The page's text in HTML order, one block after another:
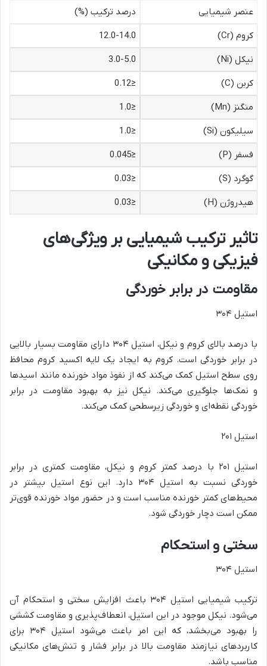
عنصر شیمیایی
درصد ترکیب (%)
کروم (Cr)
12.0-14.0
نیکل (Ni)
3.0-5.0
کربن (C)
≤0.12
منگنز (Mn)
≤1.0
سیلیکون (Si)
≤1.0
فسفر (P)
≤0.045
گوگرد (S)
≤0.03
هیدروژن (H)
≤0.03
تاثیر ترکیب شیمیایی بر ویژگی‌های
فیزیکی و مکانیکی
مقاومت در برابر خوردگی
استیل ۳۰۴
با درصد بالای کروم و نیکل، استیل ۳۰۴ دارای مقاومت بسیار بالایی
در برابر خوردگی است. کروم به ایجاد یک لایه اکسید کروم محافظ
روی سطح استیل کمک می‌کند که از نفوذ مواد خورنده مانند اسیدها
و نمک‌ها جلوگیری می‌کند. نیکل نیز به بهبود مقاومت در برابر
خوردگی نقطه‌ای و خوردگی زیرسطحی کمک می‌کند.
استیل ۲۰۱
استیل ۲۰۱ با درصد کمتر کروم و نیکل، مقاومت کمتری در برابر
خوردگی نسبت به استیل ۳۰۴ دارد. این نوع استیل بیشتر در
محیط‌های کمتر خورنده مناسب است و در حضور مواد خورنده قوی‌تر
ممکن است دچار خوردگی شود.
سختی و استحکام
استیل ۳۰۴
ترکیب شیمیایی استیل ۳۰۴ باعث افزایش سختی و استحکام آن
می‌شود. نیکل موجود در این استیل، انعطاف‌پذیری و مقاومت کششی
را بهبود می‌بخشد، که این امر باعث می‌شود استیل ۳۰۴ برای
کاربردهای نیازمند مقاومت بالا در برابر فشار و تنش‌های مکانیکی
مناسب باشد.